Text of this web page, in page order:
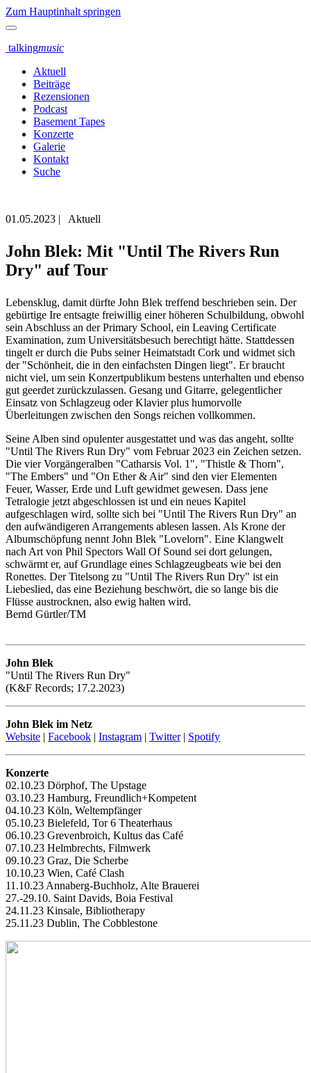
Zum Hauptinhalt springen
talkingmusic
Aktuell
Beiträge
Rezensionen
Podcast
Basement Tapes
Konzerte
Galerie
Kontakt
Suche
01.05.2023 | Aktuell
John Blek: Mit "Until The Rivers Run
Dry" auf Tour
Lebensklug, damit dürfte John Blek treffend beschrieben sein. Der
gebürtige Ire entsagte freiwillig einer höheren Schulbildung, obwohl
sein Abschluss an der Primary School, ein Leaving Certificate
Examination, zum Universitätsbesuch berechtigt hätte. Stattdessen
tingelt er durch die Pubs seiner Heimatstadt Cork und widmet sich
der "Schönheit, die in den einfachsten Dingen liegt". Er braucht
nicht viel, um sein Konzertpublikum bestens unterhalten und ebenso
gut geerdet zurückzulassen. Gesang und Gitarre, gelegentlicher
Einsatz von Schlagzeug oder Klavier plus humorvolle
Überleitungen zwischen den Songs reichen vollkommen.
Seine Alben sind opulenter ausgestattet und was das angeht, sollte
"Until The Rivers Run Dry" vom Februar 2023 ein Zeichen setzen.
Die vier Vorgängeralben "Catharsis Vol. 1", "Thistle & Thorn",
"The Embers" und "On Ether & Air" sind den vier Elementen
Feuer, Wasser, Erde und Luft gewidmet gewesen. Dass jene
Tetralogie jetzt abgeschlossen ist und ein neues Kapitel
aufgeschlagen wird, sollte sich bei "Until The Rivers Run Dry" an
den aufwändigeren Arrangements ablesen lassen. Als Krone der
Albumschöpfung nennt John Blek "Lovelorn". Eine Klangwelt
nach Art von Phil Spectors Wall Of Sound sei dort gelungen,
schwärmt er, auf Grundlage eines Schlagzeugbeats wie bei den
Ronettes. Der Titelsong zu "Until The Rivers Run Dry" ist ein
Liebeslied, das eine Beziehung beschwört, die so lange bis die
Flüsse austrocknen, also ewig halten wird.
Bernd Gürtler/TM
John Blek
"Until The Rivers Run Dry"
(K&F Records; 17.2.2023)
John Blek im Netz
Website | Facebook | Instagram | Twitter| Spotify
Konzerte
02.10.23 Dörphof, The Upstage
03.10.23 Hamburg, Freundlich+Kompetent
04.10.23 Köln, Weltempfänger
05.10.23 Bielefeld, Tor 6 Theaterhaus
06.10.23 Grevenbroich, Kultus das Café
07.10.23 Helmbrechts, Filmwerk
09.10.23 Graz, Die Scherbe
10.10.23 Wien, Café Clash
11.10.23 Annaberg-Buchholz, Alte Brauerei
27.-29.10. Saint Davids, Boia Festival
24.11.23 Kinsale, Bibliotherapy
25.11.23 Dublin, The Cobblestone